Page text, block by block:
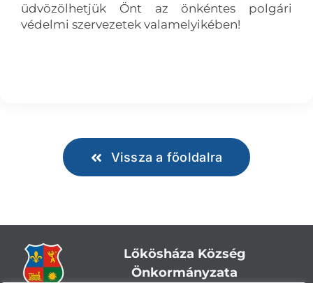
üdvözölhetjük Önt az önkéntes polgári
védelmi szervezetek valamelyikében!
Vissza a főoldalra
Lőkösháza Község
Önkormányzata